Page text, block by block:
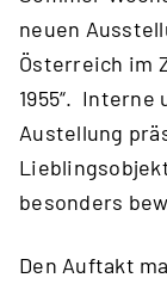
neuen
Österreich im
1955“.
Austellung
besonders
Den Auftakt